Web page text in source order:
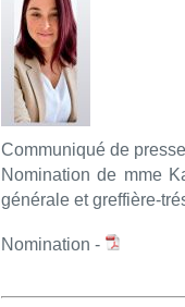
Communiqué de
Nomination de mme
générale et greffière-
Nomination -